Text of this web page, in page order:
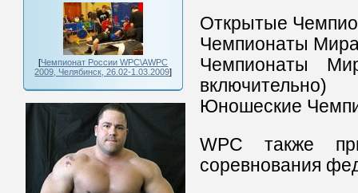
[Чемпионат России WPC\AWPC
2009, Челябинск, 26.02-1.03.2009]
Открытые
Чемпионаты
Чемпионаты
включительно)
Юношеские
WPC также
соревнования